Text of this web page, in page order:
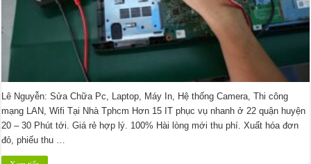
Lê Nguyễn: Sửa Chữa Pc, Laptop, Máy In, Hệ thống Camera, Thi công
mạng LAN, Wifi Tại Nhà Tphcm Hơn 15 IT phục vụ nhanh ở 22 quận huyện
20 – 30 Phút tới. Giá rẻ hợp lý. 100% Hài lòng mới thu phí. Xuất hóa đơn
đỏ, phiếu thu …